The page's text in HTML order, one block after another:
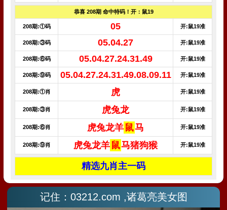
记住：03212.com ,诸葛亮美女图